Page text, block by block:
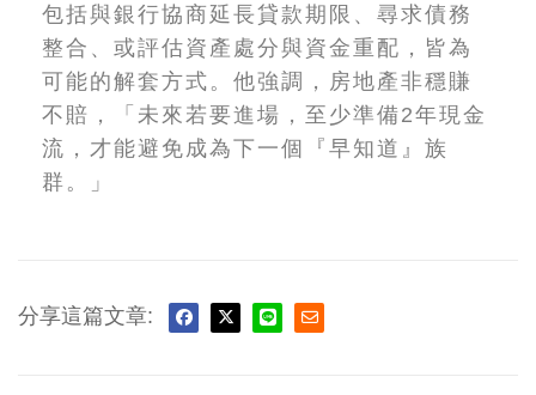
包括與銀行協商延長貸款期限、尋求債務
整合、或評估資產處分與資金重配，皆為
可能的解套方式。他強調，房地產非穩賺
不賠，「未來若要進場，至少準備2年現金
流，才能避免成為下一個『早知道』族
群。」
分享這篇文章: